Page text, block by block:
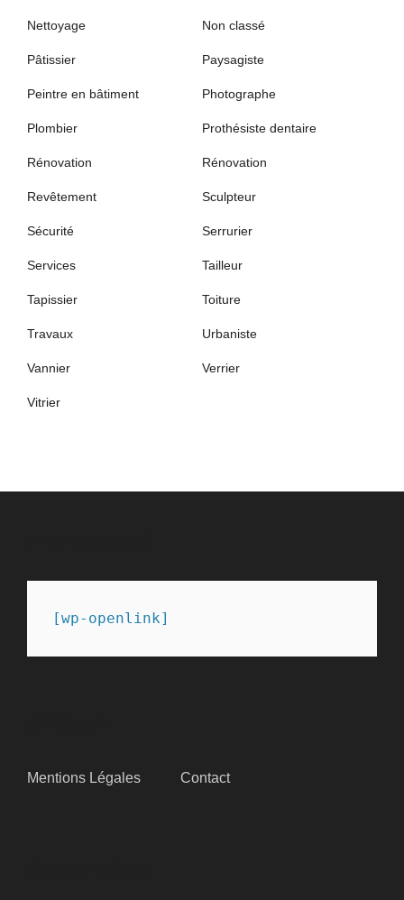
Nettoyage Non classé
Pâtissier Paysagiste
Peintre en bâtiment Photographe
Plombier Prothésiste dentaire
Rénovation Rénovation
Revêtement Sculpteur
Sécurité Serrurier
Services Tailleur
Tapissier Toiture
Travaux Urbaniste
Vannier Verrier
Vitrier
[wp-openlink]
Mentions Légales Contact